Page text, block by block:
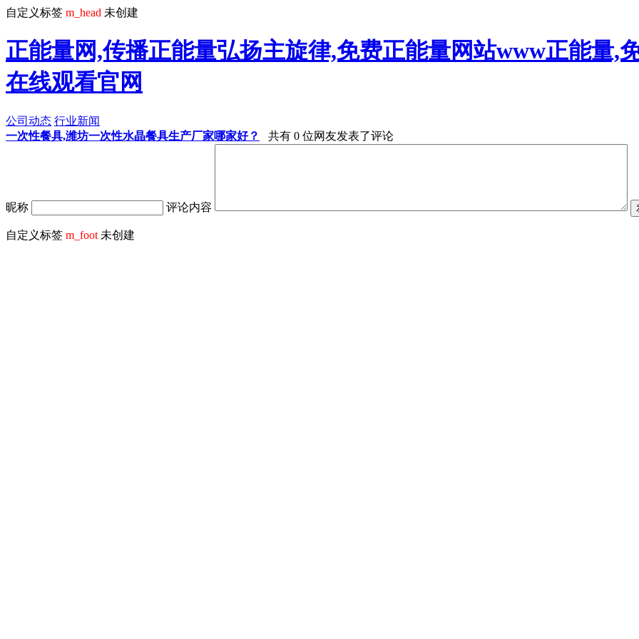
自定义标签 m_head 未创建
正能量网,传播正能量弘扬主旋律,免费正能量网站www正能量,
在线观看官网
公司动态 行业新闻
一次性餐具,潍坊一次性水晶餐具生产厂家哪家好？
共有 0 位网友发表了评论
昵称 评论内容
自定义标签 m_foot 未创建